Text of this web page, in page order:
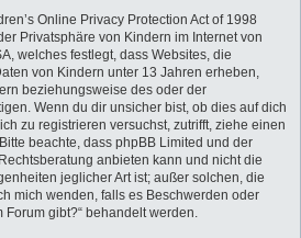
Online Privacy Protection Act of 1998
Privatsphäre von Kindern im Internet von
welches festlegt, dass Websites, die
von Kindern unter 13 Jahren erheben,
beziehungsweise des oder der
Wenn du dir unsicher bist, ob dies auf dich
zu registrieren versuchst, zutrifft, ziehe einen
beachte, dass phpBB Limited und der
anbieten kann und nicht die
jeglicher Art ist; außer solchen, die
mich wenden, falls es Beschwerden oder
gibt?“ behandelt werden.